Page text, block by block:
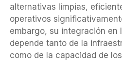
alternativas limpias,
operativos
embargo, su integración en
depende tanto de la
como de la capacidad de